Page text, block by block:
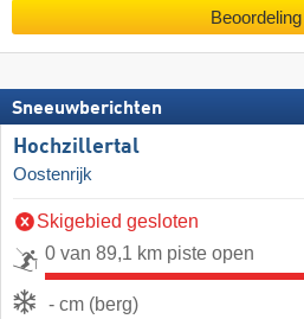
Beoordeling
Sneeuwberichten
Hochzillertal
Oostenrijk
Skigebied gesloten
0 van 89,1 km piste open
- cm (berg)